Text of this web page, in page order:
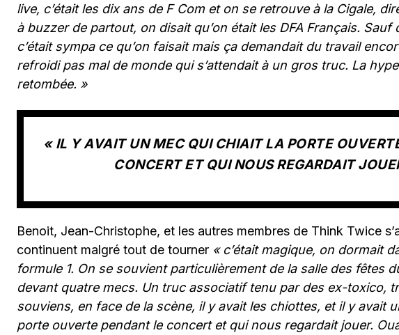
live, c’était les dix ans de F Com et on se retrouve à la Cigale,
à buzzer de partout, on disait qu’on était les DFA Français. Sauf
c’était sympa ce qu’on faisait mais ça demandait du travail
refroidi pas mal de monde qui s’attendait à un gros truc. La
retombée. »
« IL Y AVAIT UN MEC QUI CHIAIT LA PORTE
CONCERT ET QUI NOUS REGARDAIT
Benoit, Jean-Christophe, et les autres membres de Think Twice
continuent malgré tout de tourner « c’était magique, on dormait
formule 1. On se souvient particulièrement de la salle des fêtes
devant quatre mecs. Un truc associatif tenu par des ex-toxico,
souviens, en face de la scène, il y avait les chiottes, et il y avait
porte ouverte pendant le concert et qui nous regardait jouer.